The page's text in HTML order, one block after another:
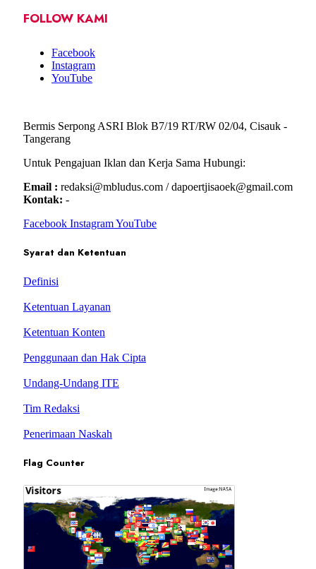
FOLLOW KAMI
Facebook
Instagram
YouTube
Bermis Serpong ASRI Blok B7/19 RT/RW 02/04, Cisauk -
Tangerang
Untuk Pengajuan Iklan dan Kerja Sama Hubungi:
Email : redaksi@mbludus.com / dapoertjisaoek@gmail.com
Kontak: -
Facebook InstagramYouTube
Syarat dan Ketentuan
Definisi
Ketentuan Layanan
Ketentuan Konten
Penggunaan dan Hak Cipta
Undang-Undang ITE
Tim Redaksi
Penerimaan Naskah
Flag Counter